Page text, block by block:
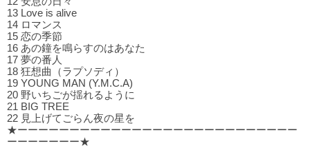
13 Love is alive
14 ロマンス
15 恋の季節
16 あの鐘を鳴らすのはあなた
17 夢の番⼈
18 狂想曲（ラプソディ）
19 YOUNG MAN (Y.M.C.A)
20 野いちごが揺れるように
21 BIG TREE
22 ⾒上げてごらん夜の星を
★ーーーーーーーーーーーーーーーーーーーーーーーーーーー
ーーーーーーー★